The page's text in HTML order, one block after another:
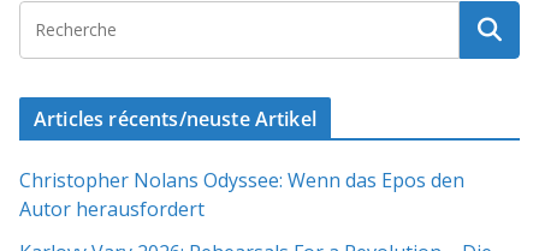
Articles récents/neuste Artikel
Christopher Nolans Odyssee: Wenn das Epos den
Autor herausfordert